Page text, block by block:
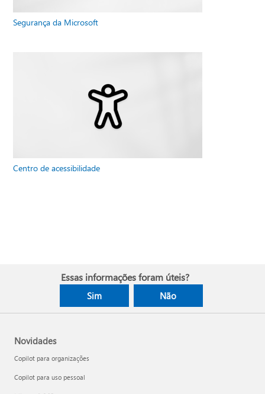
Segurança da Microsoft
Centro de acessibilidade
Essas informações foram úteis?
Sim Não
Novidades
Copilot para organizações
Copilot para uso pessoal